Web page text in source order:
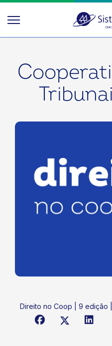
Direito no Coop | 9 edição |